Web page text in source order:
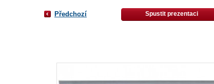
Předchozí Spustit prezentaci